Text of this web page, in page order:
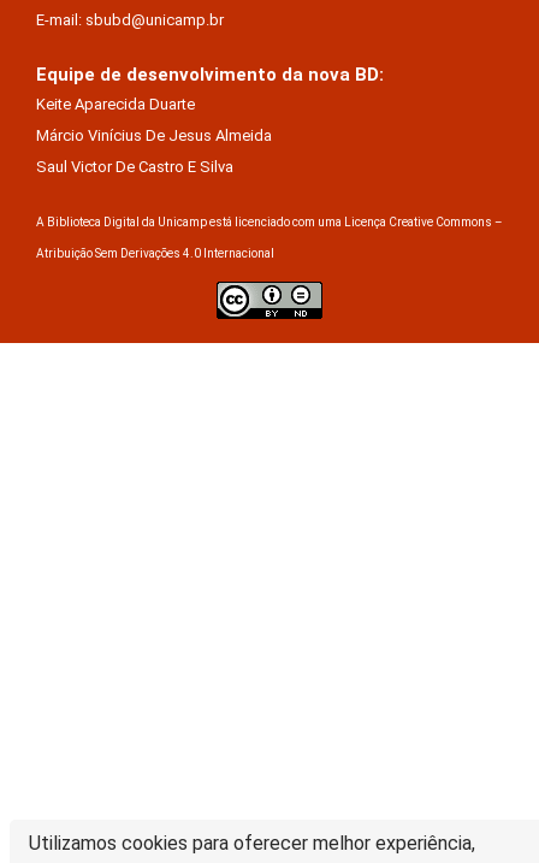
Utilizamos cookies para oferecer melhor experiência,
E-mail: sbubd@unicamp.br
Equipe de desenvolvimento da nova BD:
Keite Aparecida Duarte
Márcio Vinícius De Jesus Almeida
Saul Victor De Castro E Silva
A Biblioteca Digital da Unicamp está licenciado com uma Licença Creative Commons –
Atribuição Sem Derivações 4.0 Internacional